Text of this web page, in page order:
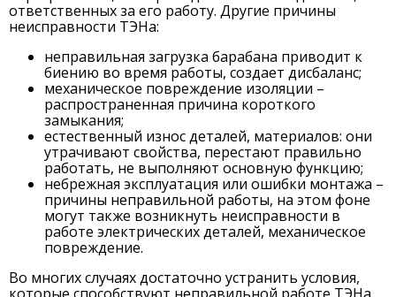
ответственных за его работу. Другие причины
неисправности ТЭНа:
неправильная загрузка барабана приводит к
биению во время работы, создает дисбаланс;
механическое повреждение изоляции –
распространенная причина короткого
замыкания;
естественный износ деталей, материалов: они
утрачивают свойства, перестают правильно
работать, не выполняют основную функцию;
небрежная эксплуатация или ошибки монтажа –
причины неправильной работы, на этом фоне
могут также возникнуть неисправности в
работе электрических деталей, механическое
повреждение.
Во многих случаях достаточно устранить условия,